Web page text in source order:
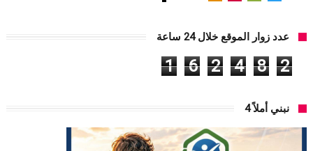
عدد زوار الموقع خلال 24 ساعة
1 6 2 4 8 2
نبني أملاً 4